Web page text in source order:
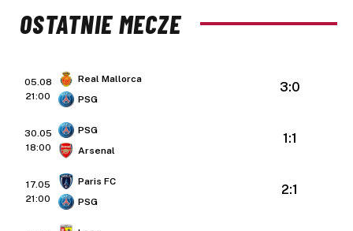
OSTATNIE MECZE
05.08
21:00
Real Mallorca
PSG
3:0
30.05
18:00
PSG
Arsenal
1:1
17.05
21:00
Paris FC
PSG
2:1